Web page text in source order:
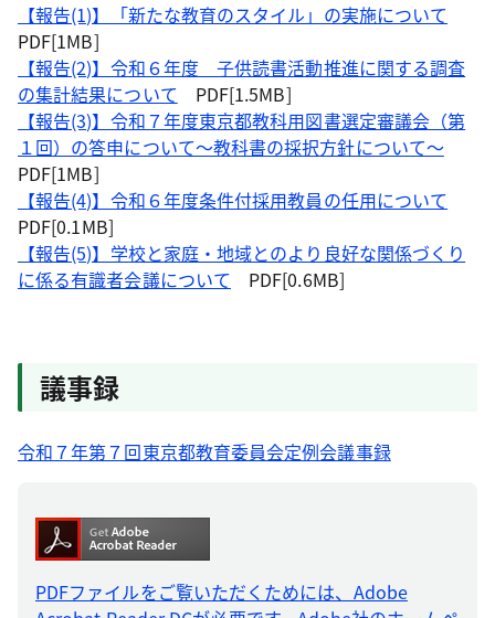
【報告(1)】「新たな教育のスタイル」の実施について
PDF[1MB]
【報告(2)】令和６年度 子供読書活動推進に関する調査
の集計結果について PDF[1.5MB]
【報告(3)】令和７年度東京都教科用図書選定審議会（第
１回）の答申について～教科書の採択方針について～
PDF[1MB]
【報告(4)】令和６年度条件付採用教員の任用について
PDF[0.1MB]
【報告(5)】学校と家庭・地域とのより良好な関係づくり
に係る有識者会議について PDF[0.6MB]
議事録
令和７年第７回東京都教育委員会定例会議事録
PDFファイルをご覧いただくためには、Adobe